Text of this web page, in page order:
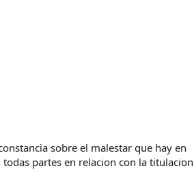
sobre el malestar que hay en
partes en relacion con la titulacion